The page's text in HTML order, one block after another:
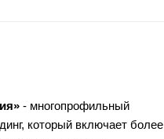
- многопрофильный
который включает более